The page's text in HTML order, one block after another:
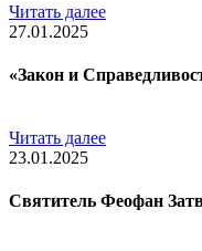
Читать далее
27.01.2025
«Закон и
Читать далее
23.01.2025
Святитель Феофан